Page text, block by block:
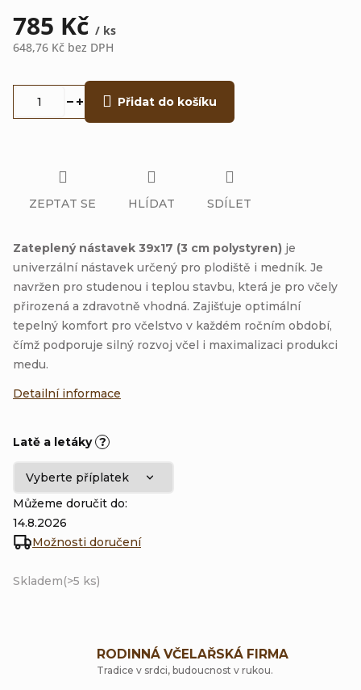
785 Kč / ks
648,76 Kč bez DPH
Skladem(>5 ks)
Latě a letáky ?
Můžeme doručit do:
14.8.2026
Možnosti doručení
Přidat do košíku
Zateplený nástavek 39x17 (3 cm polystyren) je
univerzální nástavek určený pro plodiště i medník. Je
navržen pro studenou i teplou stavbu, která je pro včely
přirozená a zdravotně vhodná. Zajišťuje optimální
tepelný komfort pro včelstvo v každém ročním období,
čímž podporuje silný rozvoj včel i maximalizaci produkci
medu.
Detailní informace
ZEPTAT SE HLÍDAT SDÍLET
RODINNÁ VČELAŘSKÁ FIRMA
Tradice v srdci, budoucnost v rukou.